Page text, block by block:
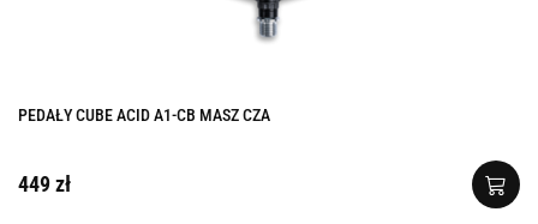
PEDAŁY CUBE ACID A1-CB MASZ CZA
449 zł